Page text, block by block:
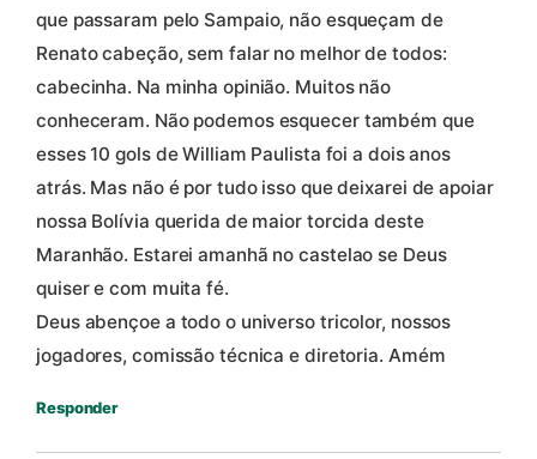
que passaram pelo Sampaio, não esqueçam de
Renato cabeção, sem falar no melhor de todos:
cabecinha. Na minha opinião. Muitos não
conheceram. Não podemos esquecer também que
esses 10 gols de William Paulista foi a dois anos
atrás. Mas não é por tudo isso que deixarei de apoiar
nossa Bolívia querida de maior torcida deste
Maranhão. Estarei amanhã no castelao se Deus
quiser e com muita fé.
Deus abençoe a todo o universo tricolor, nossos
jogadores, comissão técnica e diretoria. Amém
Responder